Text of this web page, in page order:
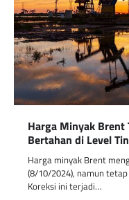
Harga Minyak Brent
Bertahan di Level
Harga minyak Brent
(8/10/2024), namun
Koreksi ini terjadi…